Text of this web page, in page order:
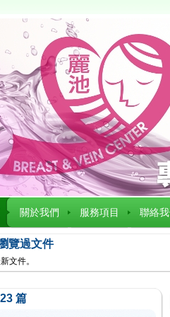
關於我們 服務項目 聯絡我
覽過文件
文件。
篇